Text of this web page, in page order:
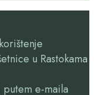
u Rastokama
e-maila